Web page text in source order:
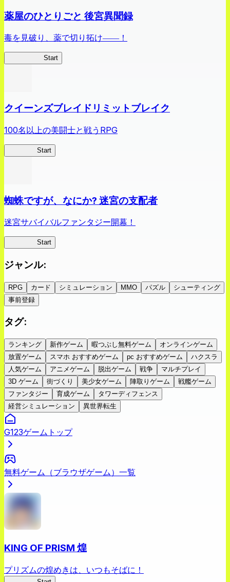
薬屋のひとりごと 後宮異聞録
毒を見破り、薬で切り拓け――！
Start
クイーンズブレイドリミットブレイク
100名以上の美闘士と戦うRPG
Start
蜘蛛ですが、なにか? 迷宮の支配者
迷宮サバイバルファンタジー開幕！
Start
ジャンル:
RPG カード シミュレーション MMO パズル
シューティング
事前登録
タグ:
ランキング 新作ゲーム 暇つぶし無料ゲーム
オンラインゲーム
放置ゲーム
スマホ おすすめゲーム pc おすすめゲーム
ハクスラ
人気ゲーム
アニメゲーム 脱出ゲーム 戦争
マルチプレイ
3D ゲーム
街づくり 美少女ゲーム 陣取りゲーム
戦艦ゲーム
ファンタジー
育成ゲーム
タワーディフェンス
経営シミュレーション
異世界転生
G123ゲームトップ
無料ゲーム（ブラウザゲーム）一覧
KING OF PRISM 煌
プリズムの煌めきは、いつもそばに！